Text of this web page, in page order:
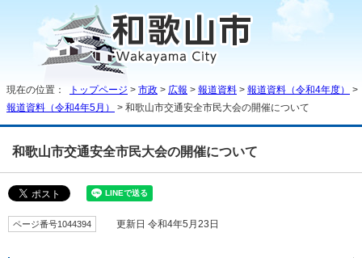
現在の位置： トップページ > 市政 > 広報 > 報道資料 > 報道資料（令和4年度）
>
報道資料（令和4年5月）
> 和歌山市交通安全市民大会の開催について
和歌山市交通安全市民大会の開催について
ページ番号1044394 更新日 令和4年5月23日